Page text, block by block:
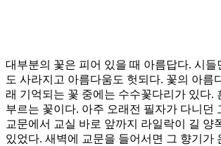
대부분의 꽃은 피어 있을 때 아름답다. 시들
도 사라지고 아름다움도 헛되다. 꽃의 아름
래 기억되는 꽃 중에는 수수꽃다리가 있다.
부르는 꽃이다. 아주 오래전 필자가 다니던
교문에서 교실 바로 앞까지 라일락이 길 양
있었다. 새벽에 교문을 들어서면 그 향기가